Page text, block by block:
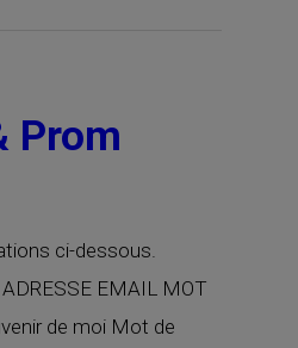
Prom
ci-dessous.
EMAIL MOT
de moi Mot de